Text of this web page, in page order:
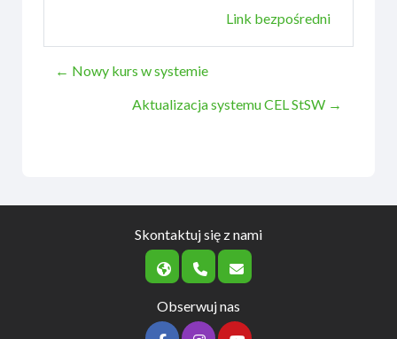
Link bezpośredni
← Nowy kurs w systemie
Aktualizacja systemu CEL StSW →
Skontaktuj się z nami
Obserwuj nas